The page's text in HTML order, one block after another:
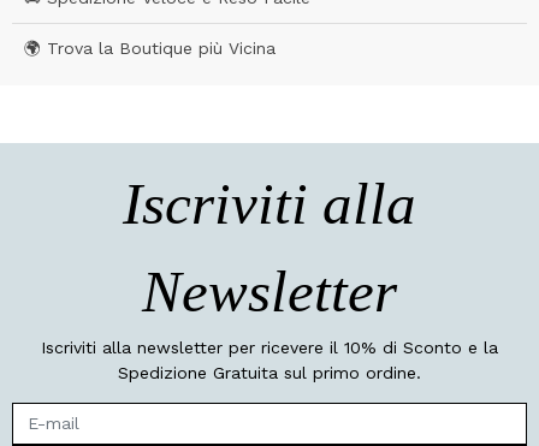
🌍 Trova la Boutique più Vicina
Iscriviti alla
Newsletter
Iscriviti alla newsletter per ricevere il 10% di Sconto e la
Spedizione Gratuita sul primo ordine.